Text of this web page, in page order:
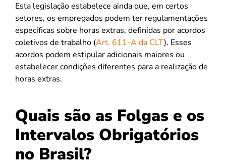
Esta legislação estabelece ainda que, em certos
setores, os empregados podem ter regulamentações
específicas sobre horas extras, definidas por acordos
coletivos de trabalho (Art. 611-A da CLT). Esses
acordos podem estipular adicionais maiores ou
estabelecer condições diferentes para a realização de
horas extras.
Quais são as Folgas e os
Intervalos Obrigatórios
no Brasil?